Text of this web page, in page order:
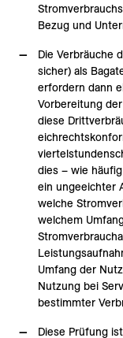
Bezug und
Die Verbräuche
sicher) als
erfordern dann
Vorbereitung
diese
dies – wie
ein ungeeichter
welche
welchem
Umfang der
Nutzung bei
bestimmter
Diese Prüfung